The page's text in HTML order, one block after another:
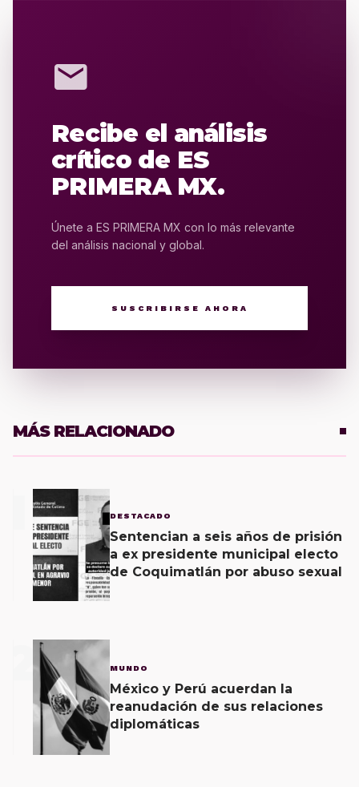
mail
Recibe el análisis
crítico de ES
PRIMERA MX.
Únete a ES PRIMERA MX con lo más relevante
del análisis nacional y global.
SUSCRIBIRSE AHORA
MÁS RELACIONADO
DESTACADO
Sentencian a seis años de prisión
a ex presidente municipal electo
de Coquimatlán por abuso sexual
2 MUNDO
México y Perú acuerdan la
reanudación de sus relaciones
diplomáticas